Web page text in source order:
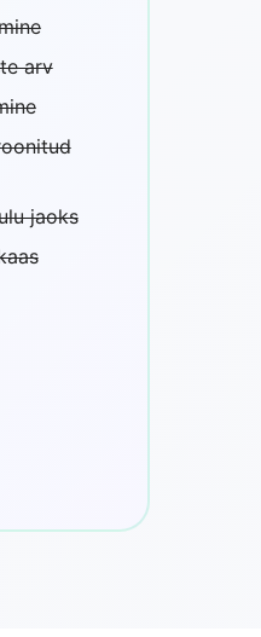
arv
jaoks